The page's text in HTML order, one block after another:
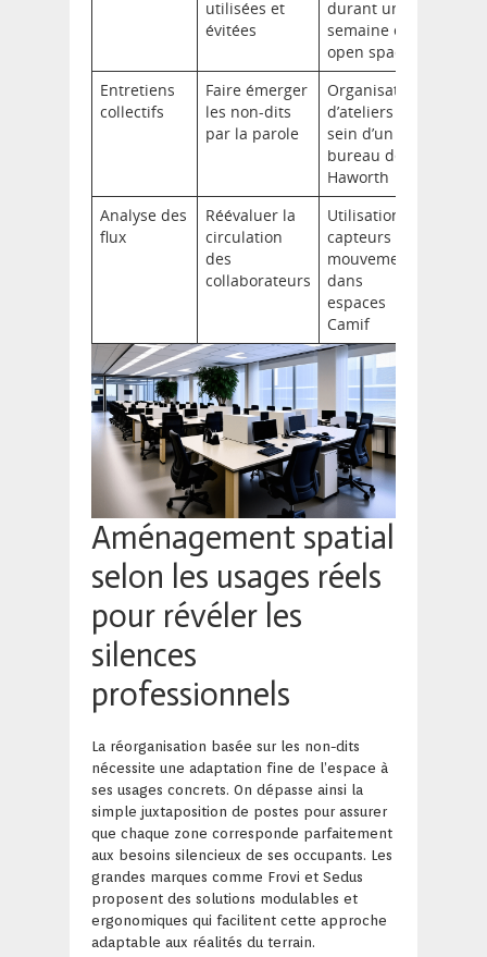
utilisées et
évitées
durant une
semaine en
open space
Entretiens
collectifs
Faire émerger
les non-dits
par la parole
Organisation
d’ateliers au
sein d’un
bureau de
Haworth
Analyse des
flux
Réévaluer la
circulation
des
collaborateurs
Utilisation de
capteurs de
mouvements
dans
espaces
Camif
Aménagement spatial
selon les usages réels
pour révéler les
silences
professionnels
La réorganisation basée sur les non-dits
nécessite une adaptation fine de l’espace à
ses usages concrets. On dépasse ainsi la
simple juxtaposition de postes pour assurer
que chaque zone corresponde parfaitement
aux besoins silencieux de ses occupants. Les
grandes marques comme Frovi et Sedus
proposent des solutions modulables et
ergonomiques qui facilitent cette approche
adaptable aux réalités du terrain.